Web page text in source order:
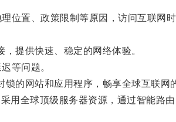
置、政策限制等原因，访问互联网时
提供快速、稳定的网络体验。
等问题。
的网站和应用程序，畅享全球互联网
全球顶级服务器资源，通过智能路